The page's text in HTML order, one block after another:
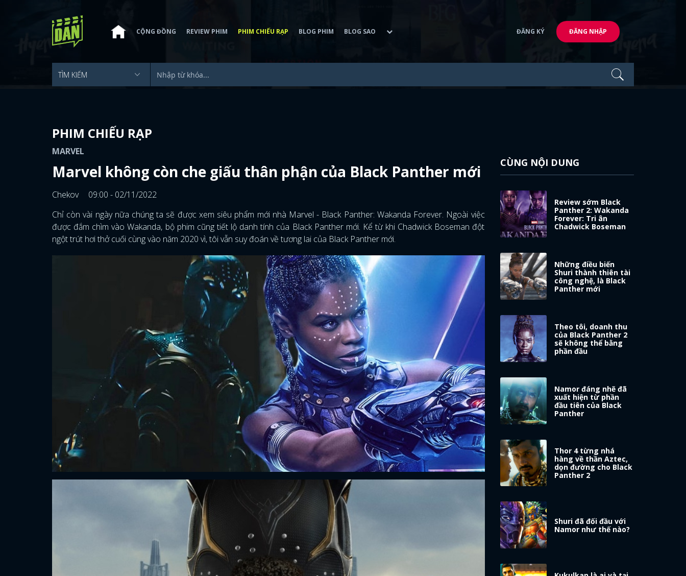
CỘNG ĐỒNG REVIEW PHIM PHIM CHIẾU RẠP BLOG PHIM BLOG SAO ĐĂNG KÝ ĐĂNG NHẬP
PHIM CHIẾU RẠP
MARVEL
Marvel không còn che giấu thân phận của Black Panther mới
Chekov
09:00 - 02/11/2022
Chỉ còn vài ngày nữa chúng ta sẽ được xem siêu phẩm mới nhà Marvel - Black Panther: Wakanda Forever. Ngoài việc
được đắm chìm vào Wakanda, bộ phim cũng tiết lộ danh tính của Black Panther mới. Kể từ khi Chadwick Boseman đột
ngột trút hơi thở cuối cùng vào năm 2020 vì, tôi vẫn suy đoán về tương lai của Black Panther mới.
CÙNG NỘI DUNG
Review sớm Black
Panther 2: Wakanda
Forever: Tri ân
Chadwick Boseman
Những điều biến
Shuri thành thiên tài
công nghệ, là Black
Panther mới
Theo tôi, doanh thu
của Black Panther 2
sẽ không thể bằng
phần đầu
Namor đáng nhẽ đã
xuất hiện từ phần
đầu tiên của Black
Panther
Thor 4 từng nhá
hàng về thần Aztec,
dọn đường cho Black
Panther 2
Shuri đã đối đầu với
Namor như thế nào?